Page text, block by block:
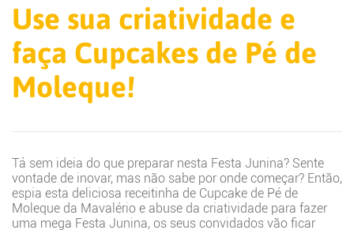
Use sua criatividade e
faça Cupcakes de Pé de
Moleque!
Tá sem ideia do que preparar nesta Festa Junina? Sente
vontade de inovar, mas não sabe por onde começar? Então,
espia esta deliciosa receitinha de Cupcake de Pé de
Moleque da Mavalério e abuse da criatividade para fazer
uma mega Festa Junina, os seus convidados vão ficar